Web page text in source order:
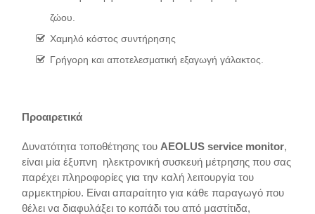
ζώου.
Χαμηλό κόστος συντήρησης
Γρήγορη και αποτελεσματική εξαγωγή γάλακτος.
Προαιρετικά
Δυνατότητα τοποθέτησης του AEOLUS service monitor,
είναι μία έξυπνη ηλεκτρονική συσκευή μέτρησης που σας
παρέχει πληροφορίες για την καλή λειτουργία του
αρμεκτηρίου. Είναι απαραίτητο για κάθε παραγωγό που
θέλει να διαφυλάξει το κοπάδι του από μαστίτιδα,